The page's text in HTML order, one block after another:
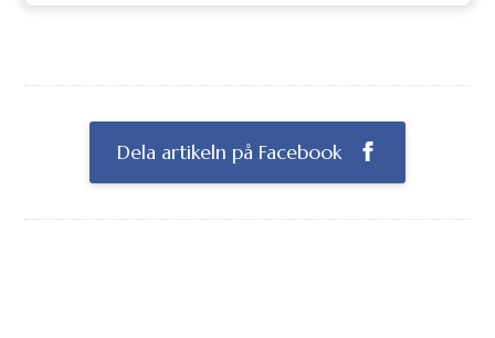
Dela artikeln på Facebook